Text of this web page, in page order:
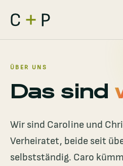
ÜBER UNS
Das sind
Wir sind Caroline und
Verheiratet, beide seit
selbstständig. Caro